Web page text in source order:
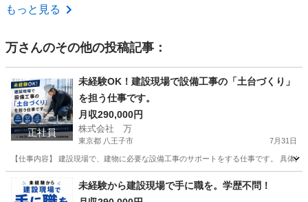
埼玉 川越市
もっと見る
万さんのその他の投稿記事：
正社員
未経験OK！建設現場で設備工事の「土台づくり」
を担う仕事です。
月収290,000円
株式会社 万
東京都 八王子市 7月31日
【仕事内容】 建設現場で、建物に必要な設備工事のサポートをする仕事です。 具体
東京 八王子市 その他
未経験から建設現場で手に職を。学歴不問！